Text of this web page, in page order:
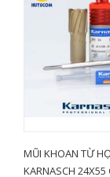
MŨI KHOAN TỪ
KARNASCH 24X55